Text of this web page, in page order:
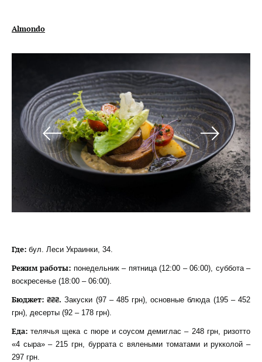
Almondo
Где: бул. Леси Украинки, 34.
Режим работы: понедельник – пятница (12:00 – 06:00), суббота –
воскресенье (18:00 – 06:00).
Бюджет: ₴₴₴. Закуски (97 – 485 грн), основные блюда (195 – 452
грн), десерты (92 – 178 грн).
Еда: телячья щека с пюре и соусом демиглас – 248 грн, ризотто
«4 сыра» – 215 грн, буррата с вялеными томатами и рукколой –
297 грн.